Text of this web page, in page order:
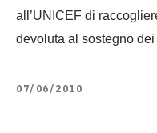
all’UNICEF di
devoluta al sostegno
07/06/2010